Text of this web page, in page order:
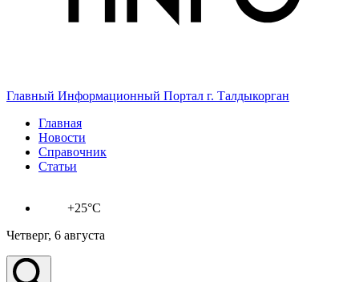
Главный Информационный Портал г. Талдыкорган
Главная
Новости
Справочник
Статьи
+25°C
Четверг, 6 августа